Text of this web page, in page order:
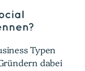
Typen
dabei